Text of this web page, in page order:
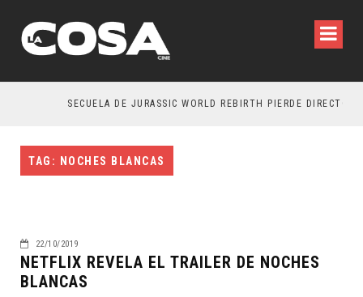
SECUELA DE JURASSIC WORLD REBIRTH PIERDE DIRECTOR
TAG: NOCHES BLANCAS
22/10/2019
NETFLIX REVELA EL TRAILER DE NOCHES
BLANCAS